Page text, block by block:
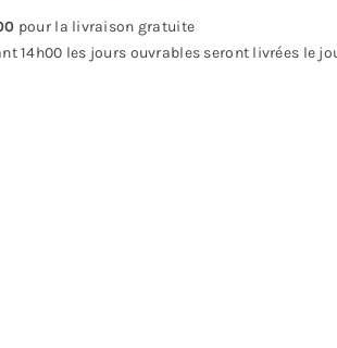
pour la livraison gratuite
14h00 les jours ouvrables seront livrées le